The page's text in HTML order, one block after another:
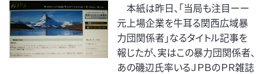
本紙は昨日、「当局も注目ーー
元上場企業を牛耳る関西広域暴
力団関係者」なるタイトル記事を
報じたが、実はこの暴力団関係者、
あの磯辺氏率いるＪＰＢのＰＲ雑誌